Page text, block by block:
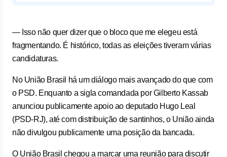
— Isso não quer dizer que o bloco que me elegeu está
fragmentando. É histórico, todas as eleições tiveram várias
candidaturas.
No União Brasil há um diálogo mais avançado do que com
o PSD. Enquanto a sigla comandada por Gilberto Kassab
anunciou publicamente apoio ao deputado Hugo Leal
(PSD-RJ), até com distribuição de santinhos, o União ainda
não divulgou publicamente uma posição da bancada.
O União Brasil chegou a marcar uma reunião para discutir